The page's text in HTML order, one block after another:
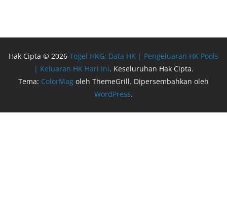
Hak Cipta © 2026 Togel HKG: Data HK | Pengeluaran HK Pools
| Keluaran HK Hari Ini. Keseluruhan Hak Cipta.
Tema: ColorMag oleh ThemeGrill. Dipersembahkan oleh
WordPress.